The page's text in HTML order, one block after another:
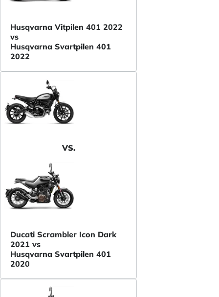
Husqvarna Vitpilen 401 2022
vs
Husqvarna Svartpilen 401
2022
VS.
Ducati Scrambler Icon Dark
2021 vs
Husqvarna Svartpilen 401
2020